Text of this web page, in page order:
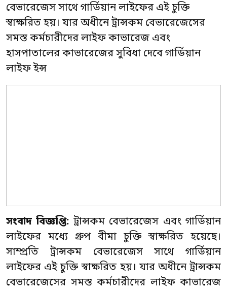
বেভারেজেস সাথে গার্ডিয়ান লাইফের এই চুক্তি
স্বাক্ষরিত হয়। যার অধীনে ট্রান্সকম বেভারেজেসের
সমস্ত কর্মচারীদের লাইফ কাভারেজ এবং
হাসপাতালের কাভারেজের সুবিধা দেবে গার্ডিয়ান
লাইফ ইন্স
সংবাদ বিজ্ঞপ্তি: ট্রান্সকম বেভারেজেস এবং গার্ডিয়ান
লাইফের মধ্যে গ্রুপ বীমা চুক্তি স্বাক্ষরিত হয়েছে।
সাম্প্রতি ট্রান্সকম বেভারেজেস সাথে গার্ডিয়ান
লাইফের এই চুক্তি স্বাক্ষরিত হয়। যার অধীনে ট্রান্সকম
বেভারেজেসের সমস্ত কর্মচারীদের লাইফ কাভারেজ